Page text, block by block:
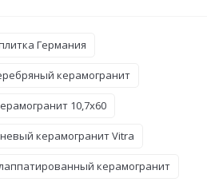
Германия
керамогранит
10,7x60
керамогранит Vitra
керамогранит